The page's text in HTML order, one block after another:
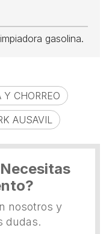
gasolina.
Y CHORREO
AUSAVIL
nosotros y
dudas.